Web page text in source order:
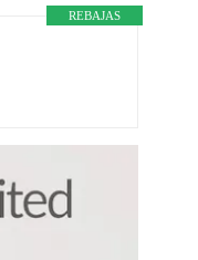
REBAJAS